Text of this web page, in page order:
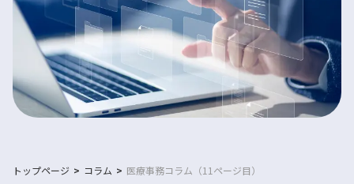
トップページ コラム 医療事務コラム（11ページ目）